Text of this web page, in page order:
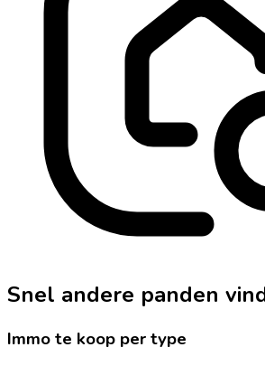
Snel andere panden
Immo te koop per type